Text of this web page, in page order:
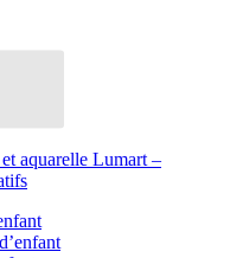
aquarelle Lumart –